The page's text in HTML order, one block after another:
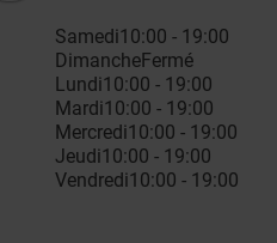
Samedi10:00 - 19:00
DimancheFermé
Lundi10:00 - 19:00
Mardi10:00 - 19:00
Mercredi10:00 - 19:00
Jeudi10:00 - 19:00
Vendredi10:00 - 19:00